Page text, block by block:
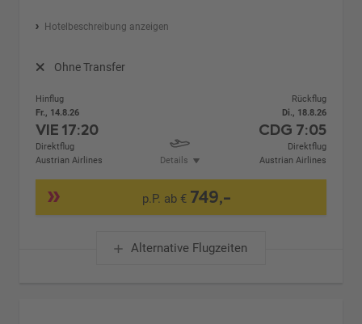
Hotelbeschreibung anzeigen
Ohne Transfer
Hinflug
Fr., 14.8.26
VIE17:20
Direktflug
Austrian Airlines
Details
Rückflug
Di., 18.8.26
CDG 7:05
Direktflug
Austrian Airlines
p.P. ab € 749,-
Alternative Flugzeiten